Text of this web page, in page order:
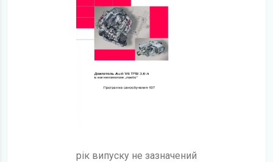
рік випуску не зазначений